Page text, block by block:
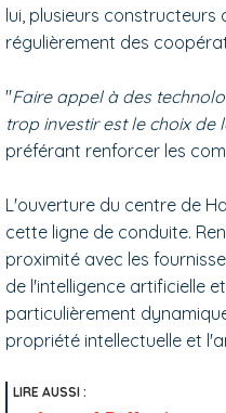
lui, plusieurs constructeurs
régulièrement des
"Faire appel à des
trop investir est le choix de
préférant renforcer les
L'ouverture du centre de
cette ligne de conduite.
proximité avec les
de l'intelligence artificielle
particulièrement
propriété intellectuelle et